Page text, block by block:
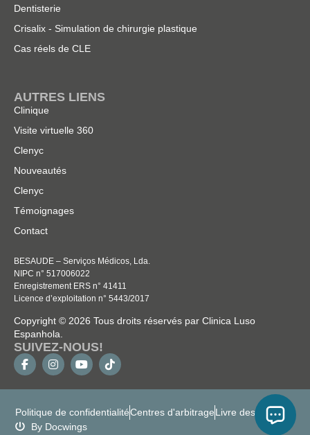
Dentisterie
Crisalix - Simulation de chirurgie plastique
Cas réels de CLE
AUTRES LIENS
Clinique
Visite virtuelle 360
Clenyc
Nouveautés
Clenyc
Témoignages
Contact
BESAUDE – Serviços Médicos, Lda.
NIPC n° 517006022
Enregistrement ERS n° 41411
Licence d’exploitation n° 5443/2017
Copyright © 2026 Tous droits réservés par Clinica Luso
Espanhola.
SUIVEZ-NOUS!
Politique de confidentialitéCentres d'arbitrageLivre des plaintes
By Docwings